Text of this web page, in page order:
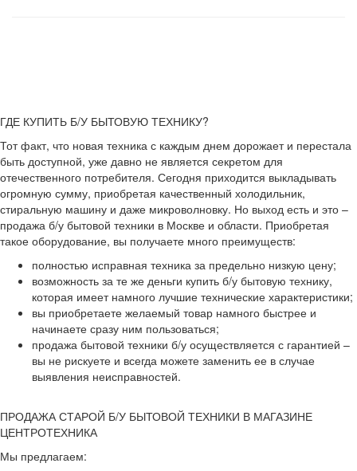
ГДЕ КУПИТЬ Б/У БЫТОВУЮ ТЕХНИКУ?
Тот факт, что новая техника с каждым днем дорожает и перестала
быть доступной, уже давно не является секретом для
отечественного потребителя. Сегодня приходится выкладывать
огромную сумму, приобретая качественный холодильник,
стиральную машину и даже микроволновку. Но выход есть и это –
продажа б/у бытовой техники в Москве и области. Приобретая
такое оборудование, вы получаете много преимуществ:
полностью исправная техника за предельно низкую цену;
возможность за те же деньги купить б/у бытовую технику,
которая имеет намного лучшие технические характеристики;
вы приобретаете желаемый товар намного быстрее и
начинаете сразу ним пользоваться;
продажа бытовой техники б/у осуществляется с гарантией –
вы не рискуете и всегда можете заменить ее в случае
выявления неисправностей.
ПРОДАЖА СТАРОЙ Б/У БЫТОВОЙ ТЕХНИКИ В МАГАЗИНЕ
ЦЕНТРОТЕХНИКА
Мы предлагаем: